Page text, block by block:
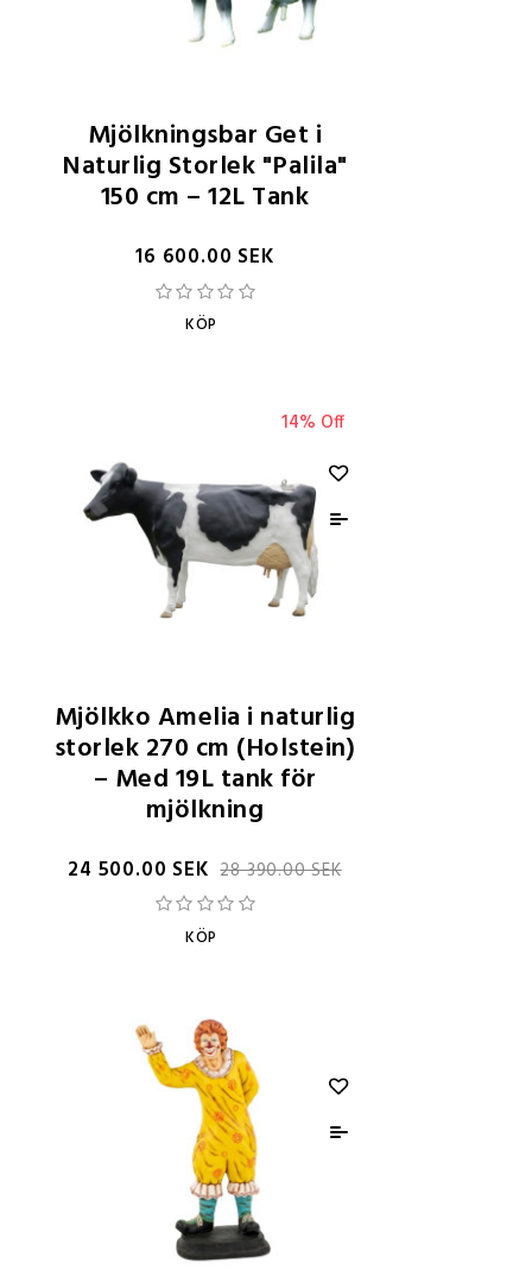
Mjölkningsbar Get i
Naturlig Storlek "Palila"
150 cm – 12L Tank
16 600.00 SEK
KÖP
14% Off
Mjölkko Amelia i naturlig
storlek 270 cm (Holstein)
– Med 19L tank för
mjölkning
24 500.00 SEK 28 390.00 SEK
KÖP